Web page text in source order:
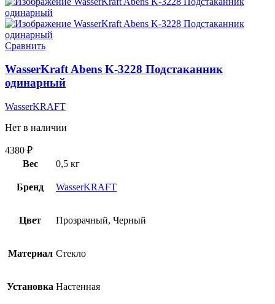
Сравнить
WasserKraft Abens K-3228 Подстаканник
одинарный
WasserKRAFT
Нет в наличии
4380 ₽
Вес
0,5 кг
Бренд WasserKRAFT
Цвет Прозрачный, Черный
Материал Стекло
Установка Настенная